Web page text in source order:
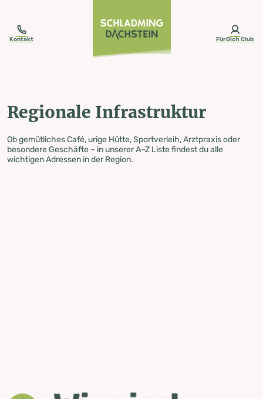
Kontakt FürDich Club
Regionale Infrastruktur
Ob gemütliches Café, urige Hütte, Sportverleih, Arztpraxis oder
besondere Geschäfte – in unserer A–Z Liste findest du alle
wichtigen Adressen in der Region.